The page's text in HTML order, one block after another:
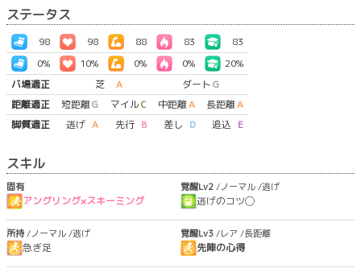
ステータス
98 98 88 83
83
0%
10% 0% 0%
20%
バ場適正
芝 A ダートG
距離適正
短距離G マイルC 中距離A 長距離A
脚質適正
逃げ A 先行 B 差し D 追込 E
スキル
固有
アングリング×スキーミング
所持/ノーマル/逃げ
急ぎ足
覚醒Lv2/ノーマル/逃げ
逃げのコツ◯
覚醒Lv3/レア /長距離
先陣の心得